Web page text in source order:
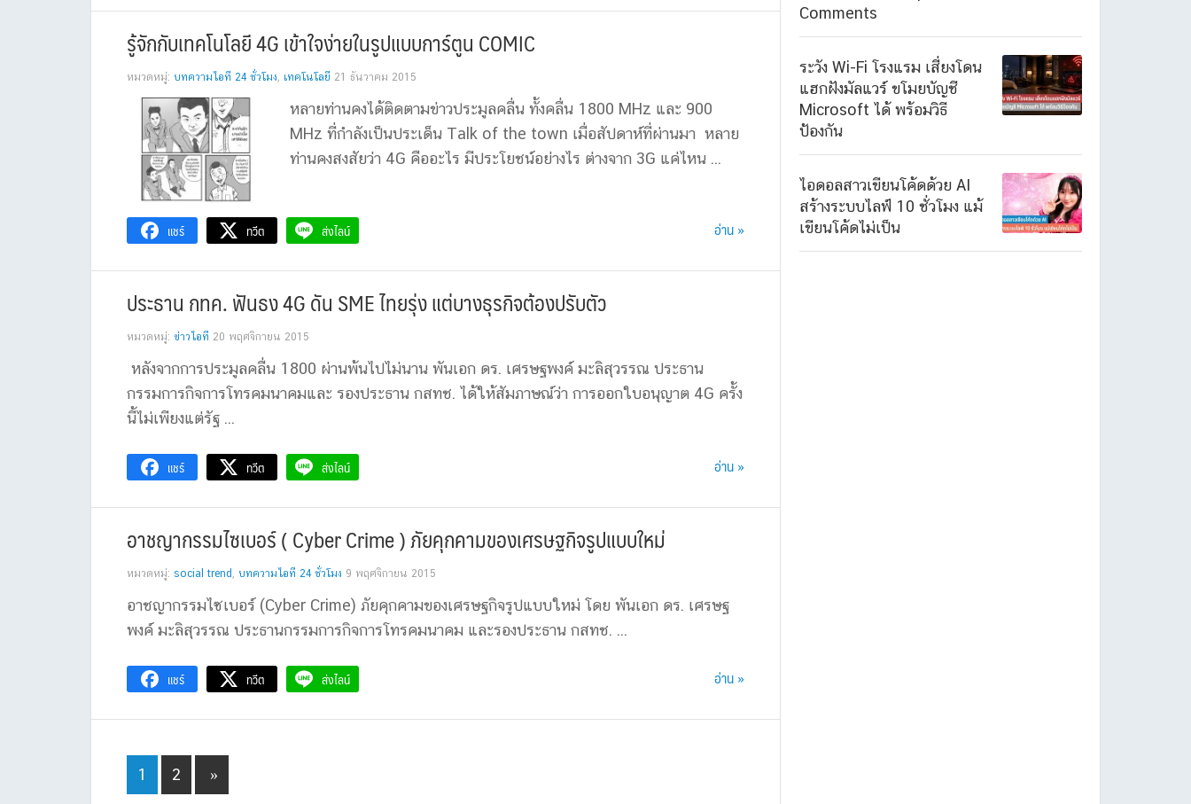
รู้จักกับเทคโนโลยี 4G เข้าใจง่ายในรูปแบบการ์ตูน COMIC
หมวดหมู่: บทความไอที 24 ชั่วโมง, เทคโนโลยี 21 ธันวาคม 2015
หลายท่านคงได้ติดตามข่าวประมูลคลื่น ทั้งคลื่น 1800 MHz และ 900
MHz ที่กำลังเป็นประเด็น Talk of the town เมื่อสัปดาห์ที่ผ่านมา หลาย
ท่านคงสงสัยว่า 4G คืออะไร มีประโยชน์อย่างไร ต่างจาก 3G แค่ไหน ...
แชร์ ทวีต ส่งไลน์ อ่าน »
ประธาน กทค. ฟันธง 4G ดัน SME ไทยรุ่ง แต่บางธุรกิจต้องปรับตัว
หมวดหมู่: ข่าวไอที 20 พฤศจิกายน 2015
หลังจากการประมูลคลื่น 1800 ผ่านพ้นไปไม่นาน พันเอก ดร. เศรษฐพงค์ มะลิสุวรรณ ประธาน
กรรมการกิจการโทรคมนาคมและ รองประธาน กสทช. ได้ให้สัมภาษณ์ว่า การออกใบอนุญาต 4G ครั้ง
นี้ไม่เพียงแต่รัฐ ...
แชร์ ทวีต ส่งไลน์ อ่าน »
อาชญากรรมไซเบอร์ ( Cyber Crime ) ภัยคุกคามของเศรษฐกิจรูปแบบใหม่
หมวดหมู่: social trend , บทความไอที 24 ชั่วโมง 9 พฤศจิกายน 2015
อาชญากรรมไซเบอร์ (Cyber Crime) ภัยคุกคามของเศรษฐกิจรูปแบบใหม่ โดย พันเอก ดร. เศรษฐ
พงค์ มะลิสุวรรณ ประธานกรรมการกิจการโทรคมนาคม และรองประธาน กสทช. ...
แชร์ ทวีต ส่งไลน์ อ่าน »
Page
1 Page
2 »
Comments
ระวัง Wi-Fi โรงแรม เสี่ยงโดน
แฮกฝังมัลแวร์ ขโมยบัญชี
Microsoft ได้ พร้อมวิธี
ป้องกัน
ไอดอลสาวเขียนโค้ดด้วย AI
สร้างระบบไลฟ์ 10 ชั่วโมง แม้
เขียนโค้ดไม่เป็น